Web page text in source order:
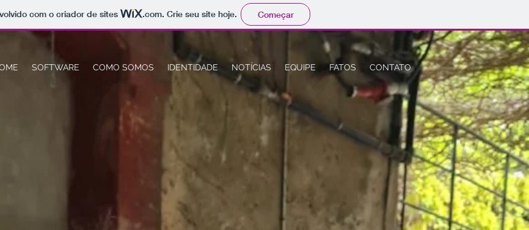
com o criador de sites .com. Crie seu site hoje. Começar
SOFTWARE COMO SOMOS IDENTIDADE NOTÍCIAS EQUIPE FATOS CONTATO